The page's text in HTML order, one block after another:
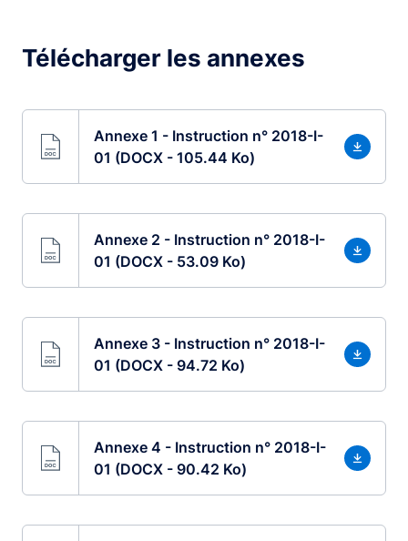
Télécharger les annexes
Annexe 1 - Instruction n° 2018-I-
01 (DOCX - 105.44 Ko)
Annexe 2 - Instruction n° 2018-I-
01 (DOCX - 53.09 Ko)
Annexe 3 - Instruction n° 2018-I-
01 (DOCX - 94.72 Ko)
Annexe 4 - Instruction n° 2018-I-
01 (DOCX - 90.42 Ko)